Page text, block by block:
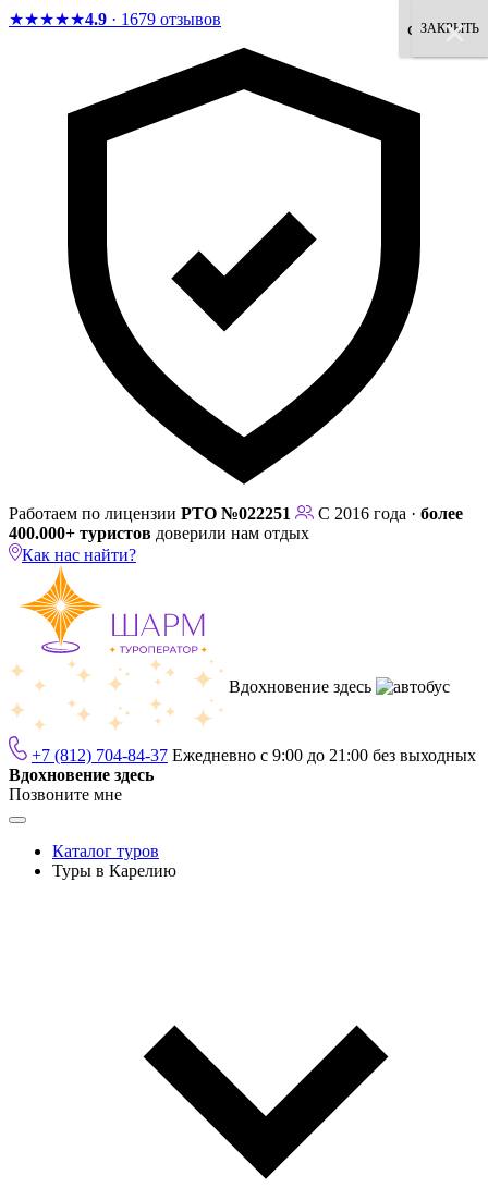
★★★★★4.9 · 1679 отзывов
Работаем по лицензии РТО №022251 С 2016 года · более
400.000+ туристов доверили нам отдых
Как нас найти?
Вдохновение здесь
+7 (812) 704-84-37 Ежедневно с 9:00 до 21:00 без выходных
Вдохновение здесь
Позвоните мне
Каталог туров
Туры в Карелию
×
×
×
×
согласен
×
×
ЗАКРЫТЬ
×
×